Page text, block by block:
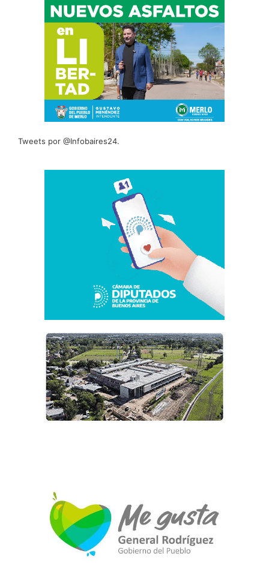
Tweets por @Infobaires24.